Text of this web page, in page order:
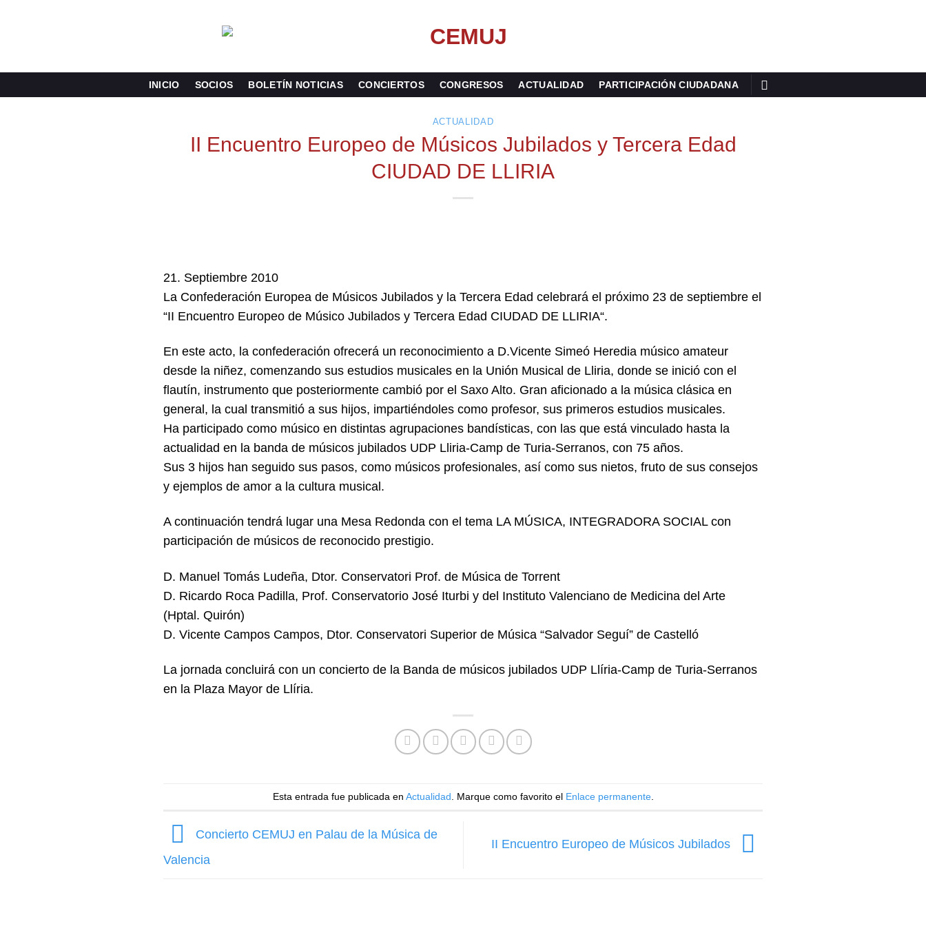
INICIO SOCIOS BOLETÍN NOTICIAS CONCIERTOS CONGRESOS ACTUALIDAD PARTICIPACIÓN CIUDADANA
ACTUALIDAD
II Encuentro Europeo de Músicos Jubilados y Tercera Edad
CIUDAD DE LLIRIA
21. Septiembre 2010
La Confederación Europea de Músicos Jubilados y la Tercera Edad celebrará el próximo 23 de septiembre el
“II Encuentro Europeo de Músico Jubilados y Tercera Edad CIUDAD DE LLIRIA“.
En este acto, la confederación ofrecerá un reconocimiento a D.Vicente Simeó Heredia músico amateur
desde la niñez, comenzando sus estudios musicales en la Unión Musical de Lliria, donde se inició con el
flautín, instrumento que posteriormente cambió por el Saxo Alto. Gran aficionado a la música clásica en
general, la cual transmitió a sus hijos, impartiéndoles como profesor, sus primeros estudios musicales.
Ha participado como músico en distintas agrupaciones bandísticas, con las que está vinculado hasta la
actualidad en la banda de músicos jubilados UDP Lliria-Camp de Turia-Serranos, con 75 años.
Sus 3 hijos han seguido sus pasos, como músicos profesionales, así como sus nietos, fruto de sus consejos
y ejemplos de amor a la cultura musical.
A continuación tendrá lugar una Mesa Redonda con el tema LA MÚSICA, INTEGRADORA SOCIAL con
participación de músicos de reconocido prestigio.
D. Manuel Tomás Ludeña, Dtor. Conservatori Prof. de Música de Torrent
D. Ricardo Roca Padilla, Prof. Conservatorio José Iturbi y del Instituto Valenciano de Medicina del Arte
(Hptal. Quirón)
D. Vicente Campos Campos, Dtor. Conservatori Superior de Música “Salvador Seguí” de Castelló
La jornada concluirá con un concierto de la Banda de músicos jubilados UDP Llíria-Camp de Turia-Serranos
en la Plaza Mayor de Llíria.
Esta entrada fue publicada en Actualidad . Marque como favorito el Enlace permanente.
Concierto CEMUJ en Palau de la Música de
Valencia
II Encuentro Europeo de Músicos Jubilados